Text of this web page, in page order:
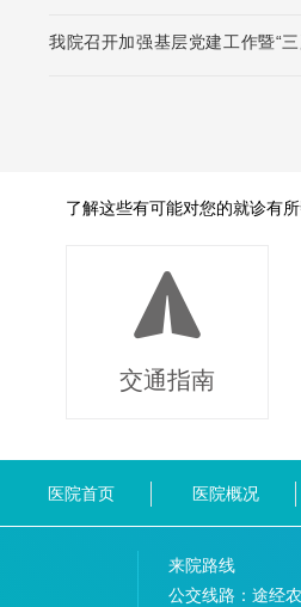
我院召开加强基层党建工作暨“
了解这些有可能对您的就诊有
交通指南
医院首页 医院概况
来院路线
公交线路：途经